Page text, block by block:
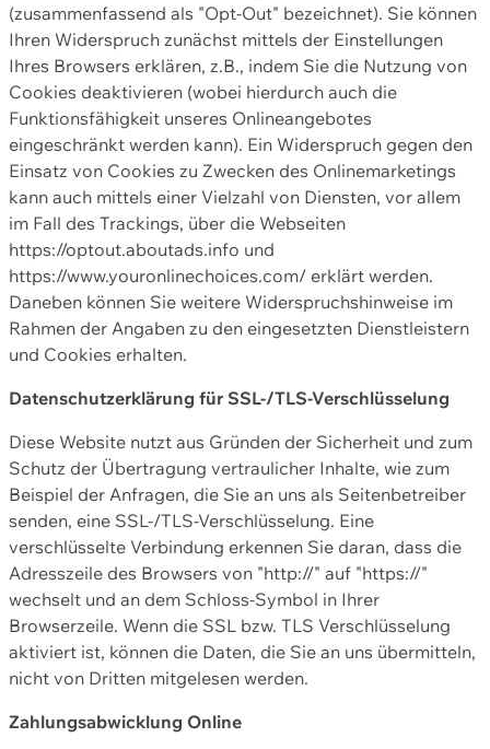
(zusammenfassend als "Opt-Out" bezeichnet). Sie können
Ihren Widerspruch zunächst mittels der Einstellungen
Ihres Browsers erklären, z.B., indem Sie die Nutzung von
Cookies deaktivieren (wobei hierdurch auch die
Funktionsfähigkeit unseres Onlineangebotes
eingeschränkt werden kann). Ein Widerspruch gegen den
Einsatz von Cookies zu Zwecken des Onlinemarketings
kann auch mittels einer Vielzahl von Diensten, vor allem
im Fall des Trackings, über die Webseiten
https://optout.aboutads.info und
https://www.youronlinechoices.com/ erklärt werden.
Daneben können Sie weitere Widerspruchshinweise im
Rahmen der Angaben zu den eingesetzten Dienstleistern
und Cookies erhalten.
Datenschutzerklärung für SSL-/TLS-Verschlüsselung
Diese Website nutzt aus Gründen der Sicherheit und zum
Schutz der Übertragung vertraulicher Inhalte, wie zum
Beispiel der Anfragen, die Sie an uns als Seitenbetreiber
senden, eine SSL-/TLS-Verschlüsselung. Eine
verschlüsselte Verbindung erkennen Sie daran, dass die
Adresszeile des Browsers von "http://" auf "https://"
wechselt und an dem Schloss-Symbol in Ihrer
Browserzeile. Wenn die SSL bzw. TLS Verschlüsselung
aktiviert ist, können die Daten, die Sie an uns übermitteln,
nicht von Dritten mitgelesen werden.
Zahlungsabwicklung Online